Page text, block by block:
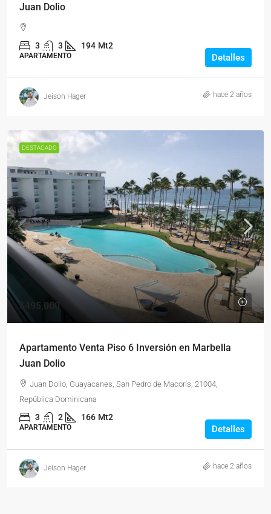
Juan Dolio
3 3 194 Mt2
APARTAMENTO Detalles
Jeison Hager hace 2 años
DESTACADO
$495,000
Apartamento Venta Piso 6 Inversión en Marbella
Juan Dolio
Juan Dolio, Guayacanes, San Pedro de Macorís, 21004,
República Dominicana
3 2 166 Mt2
APARTAMENTO Detalles
Jeison Hager hace 2 años